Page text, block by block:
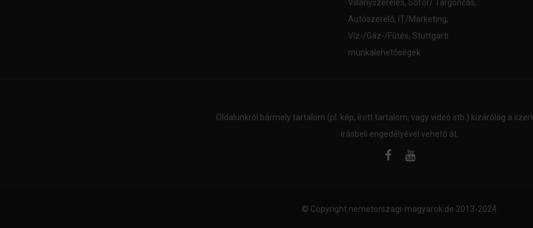
Villanyszerelés, Sofőr/ Targoncás,
Autószerelő, IT/Marketing,
Víz-/Gáz-/Fűtés, Stuttgarti
munkalehetőségek
Oldalunkról bármely tartalom (pl. kép, írott tartalom, vagy videó stb.) kizárólag a
írásbeli engedélyével vehető át.
© Copyright nemetorszagi-magyarok.de 2013-2024.